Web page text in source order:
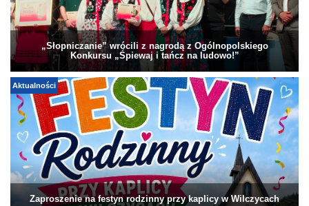
„Słopniczanie” wrócili z nagrodą z Ogólnopolskiego
Konkursu „Śpiewaj i tańcz na ludowo!”
Aktualności
Zaproszenie na festyn rodzinny przy kaplicy w Wilczycach